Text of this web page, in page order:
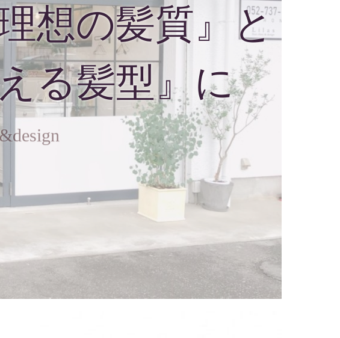
想の髪質』と
る髪型』に